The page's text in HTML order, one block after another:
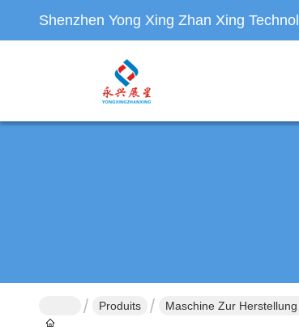
Shenzhen Yong Xing Zhan Xing
Produits Maschine Zur